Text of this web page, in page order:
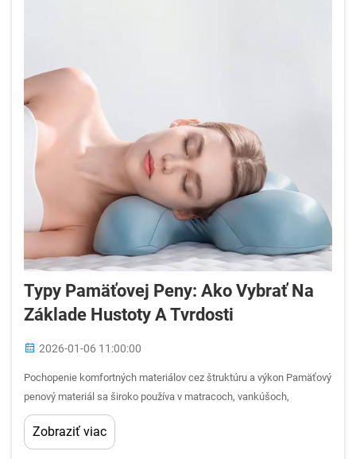
Typy Pamäťovej Peny: Ako Vybrať Na
Základe Hustoty A Tvrdosti
2026-01-06 11:00:00
Pochopenie komfortných materiálov cez štruktúru a výkon Pamäťový
penový materiál sa široko používa v matracoch, vankúšoch,
polstroch a sedacích výrobkoch, no mnohí kupujúci stále pociťujú
neistotu pri výbere správneho typu. Hustota a tvrdosť sú často men...
Zobraziť viac